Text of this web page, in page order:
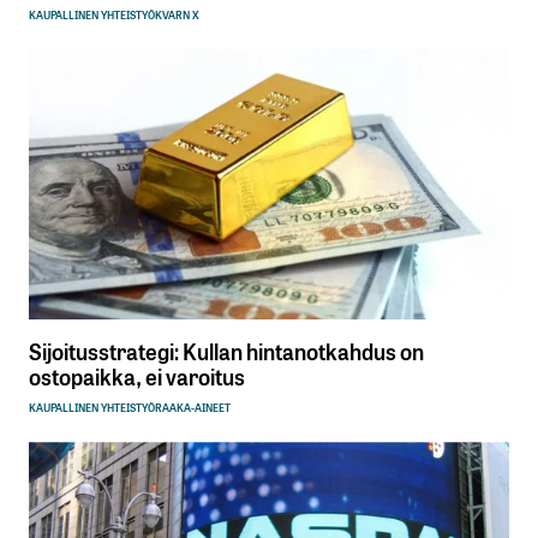
KAUPALLINEN YHTEISTYÖKVARN X
Sijoitusstrategi: Kullan hintanotkahdus on
ostopaikka, ei varoitus
KAUPALLINEN YHTEISTYÖRAAKA-AINEET